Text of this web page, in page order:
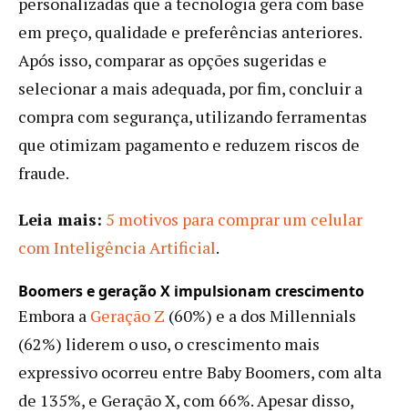
em preço, qualidade e preferências anteriores.
Após isso, comparar as opções sugeridas e
selecionar a mais adequada, por fim, concluir a
compra com segurança, utilizando ferramentas
que otimizam pagamento e reduzem riscos de
fraude.
Leia mais: 5 motivos para comprar um celular
com Inteligência Artificial.
Boomers e geração X impulsionam crescimento
Embora a Geração Z (60%) e a dos Millennials
(62%) liderem o uso, o crescimento mais
expressivo ocorreu entre Baby Boomers, com alta
de 135%, e Geração X, com 66%. Apesar disso,